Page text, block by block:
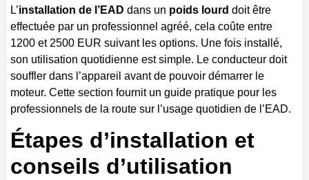
L’installation de l’EAD dans un poids lourd doit être
effectuée par un professionnel agréé, cela coûte entre
1200 et 2500 EUR suivant les options. Une fois installé,
son utilisation quotidienne est simple. Le conducteur doit
souffler dans l’appareil avant de pouvoir démarrer le
moteur. Cette section fournit un guide pratique pour les
professionnels de la route sur l’usage quotidien de l’EAD.
Étapes d’installation et
conseils d’utilisation